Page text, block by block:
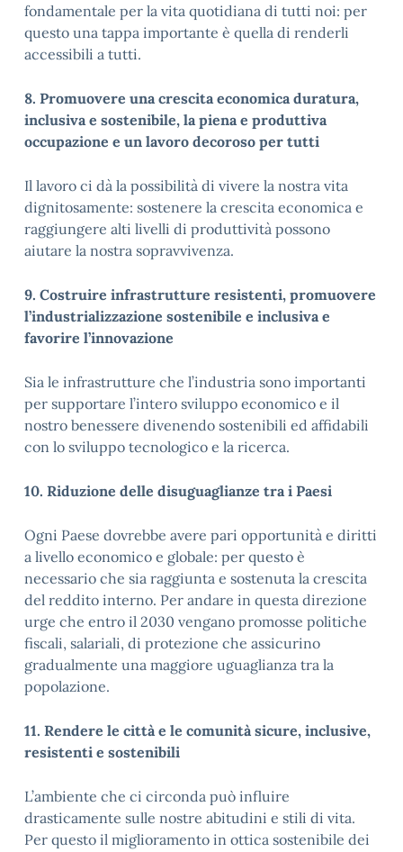
fondamentale per la vita quotidiana di tutti noi: per
questo una tappa importante è quella di renderli
accessibili a tutti.
8. Promuovere una crescita economica duratura,
inclusiva e sostenibile, la piena e produttiva
occupazione e un lavoro decoroso per tutti
Il lavoro ci dà la possibilità di vivere la nostra vita
dignitosamente: sostenere la crescita economica e
raggiungere alti livelli di produttività possono
aiutare la nostra sopravvivenza.
9. Costruire infrastrutture resistenti, promuovere
l’industrializzazione sostenibile e inclusiva e
favorire l’innovazione
Sia le infrastrutture che l’industria sono importanti
per supportare l’intero sviluppo economico e il
nostro benessere divenendo sostenibili ed affidabili
con lo sviluppo tecnologico e la ricerca.
10. Riduzione delle disuguaglianze tra i Paesi
Ogni Paese dovrebbe avere pari opportunità e diritti
a livello economico e globale: per questo è
necessario che sia raggiunta e sostenuta la crescita
del reddito interno. Per andare in questa direzione
urge che entro il 2030 vengano promosse politiche
fiscali, salariali, di protezione che assicurino
gradualmente una maggiore uguaglianza tra la
popolazione.
11. Rendere le città e le comunità sicure, inclusive,
resistenti e sostenibili
L’ambiente che ci circonda può influire
drasticamente sulle nostre abitudini e stili di vita.
Per questo il miglioramento in ottica sostenibile dei